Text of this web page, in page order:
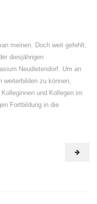
meinen. Doch weit gefehlt,
diesjährigen
Neudietendorf. Um an
weiterbilden zu können,
und Kollegen im
Fortbildung in die